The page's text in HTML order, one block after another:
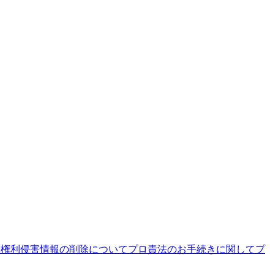
権利侵害情報の削除についてプロ責法のお手続きに関してプ